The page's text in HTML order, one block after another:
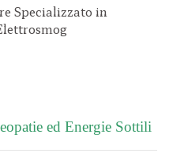
ed Energie Sottili